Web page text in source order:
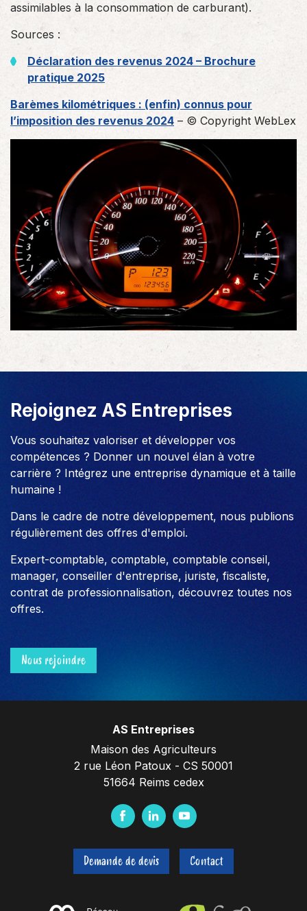
assimilables à la consommation de carburant).
Sources :
Déclaration des revenus 2024 – Brochure
pratique 2025
Barèmes kilométriques : (enfin) connus pour
l’imposition des revenus 2024 – © Copyright WebLex
Rejoignez AS Entreprises
Vous souhaitez valoriser et développer vos
compétences ? Donner un nouvel élan à votre
carrière ? Intégrez une entreprise dynamique et à taille
humaine !
Dans le cadre de notre développement, nous publions
régulièrement des offres d'emploi.
Expert-comptable, comptable, comptable conseil,
manager, conseiller d'entreprise, juriste, fiscaliste,
contrat de professionnalisation, découvrez toutes nos
offres.
Nous rejoindre
AS Entreprises
Maison des Agriculteurs
2 rue Léon Patoux - CS 50001
51664 Reims cedex
F
c
e
L
n
k
Y
u
t
b
Demande de devis Contact